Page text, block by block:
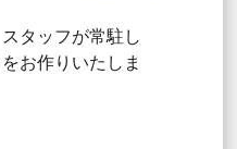
タッフが常駐し
お作りいたしま